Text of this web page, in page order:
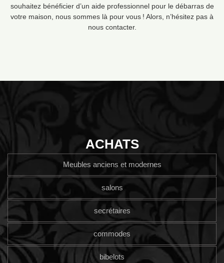
souhaitez bénéficier d’un aide professionnel pour le débarras de
votre maison, nous sommes là pour vous ! Alors, n’hésitez pas à
nous contacter.
ACHATS
Meubles anciens et modernes
salons
secrétaires
commodes
bibelots